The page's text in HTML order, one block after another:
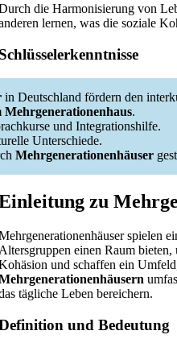
die Harmonisierung von
lernen, was die soziale
Schlüsselerkenntnisse
in Deutschland fördern den
.
und Integrationshilfe.
Unterschiede.
Mehrgenerationenhäuser
zu
spielen
Altersgruppen einen Raum
und schaffen ein
tägliche Leben bereichern.
und Bedeutung